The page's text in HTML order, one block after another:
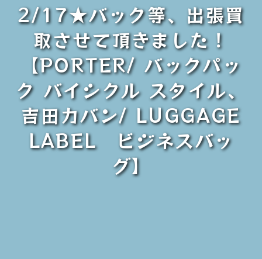
2/17★バック等、出張買
取させて頂きました！
【PORTER/ バックパッ
ク バイシクル スタイル、
吉田カバン/ LUGGAGE
LABEL ビジネスバッ
グ】